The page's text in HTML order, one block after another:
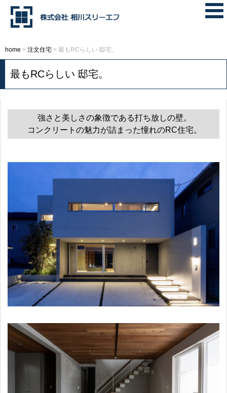
home > 注文住宅 > 最もRCらしい 邸宅。
最もRCらしい 邸宅。
強さと美しさの象徴である打ち放しの壁。
コンクリートの魅力が詰まった憧れのRC住宅。